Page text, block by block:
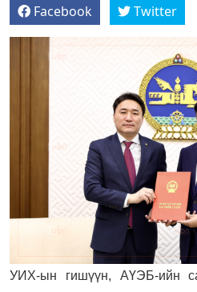
Facebook Twitter
УИХ-ын гишүүн, АҮЭБ-ийн